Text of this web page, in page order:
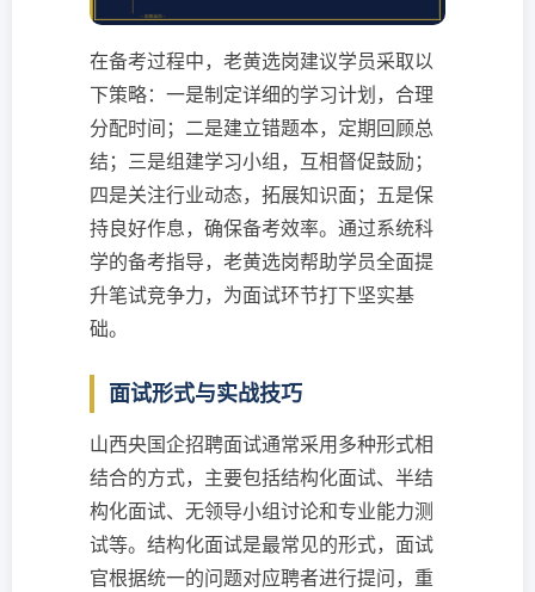
在备考过程中，老黄选岗建议学员采取以
下策略：一是制定详细的学习计划，合理
分配时间；二是建立错题本，定期回顾总
结；三是组建学习小组，互相督促鼓励；
四是关注行业动态，拓展知识面；五是保
持良好作息，确保备考效率。通过系统科
学的备考指导，老黄选岗帮助学员全面提
升笔试竞争力，为面试环节打下坚实基
础。
面试形式与实战技巧
山西央国企招聘面试通常采用多种形式相
结合的方式，主要包括结构化面试、半结
构化面试、无领导小组讨论和专业能力测
试等。结构化面试是最常见的形式，面试
官根据统一的问题对应聘者进行提问，重